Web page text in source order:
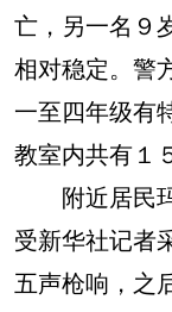
亡，另一名９
相对稳定。警
一至四年级有
教室内共有１
附近居民玛
受新华社记者
五声枪响，之